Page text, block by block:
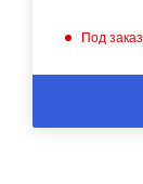
Под заказ